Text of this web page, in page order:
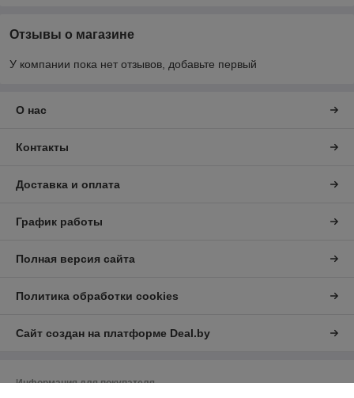
Отзывы о магазине
У компании пока нет отзывов, добавьте первый
О нас
Контакты
Доставка и оплата
График работы
Полная версия сайта
Политика обработки cookies
Сайт создан на платформе Deal.by
Информация для покупателя